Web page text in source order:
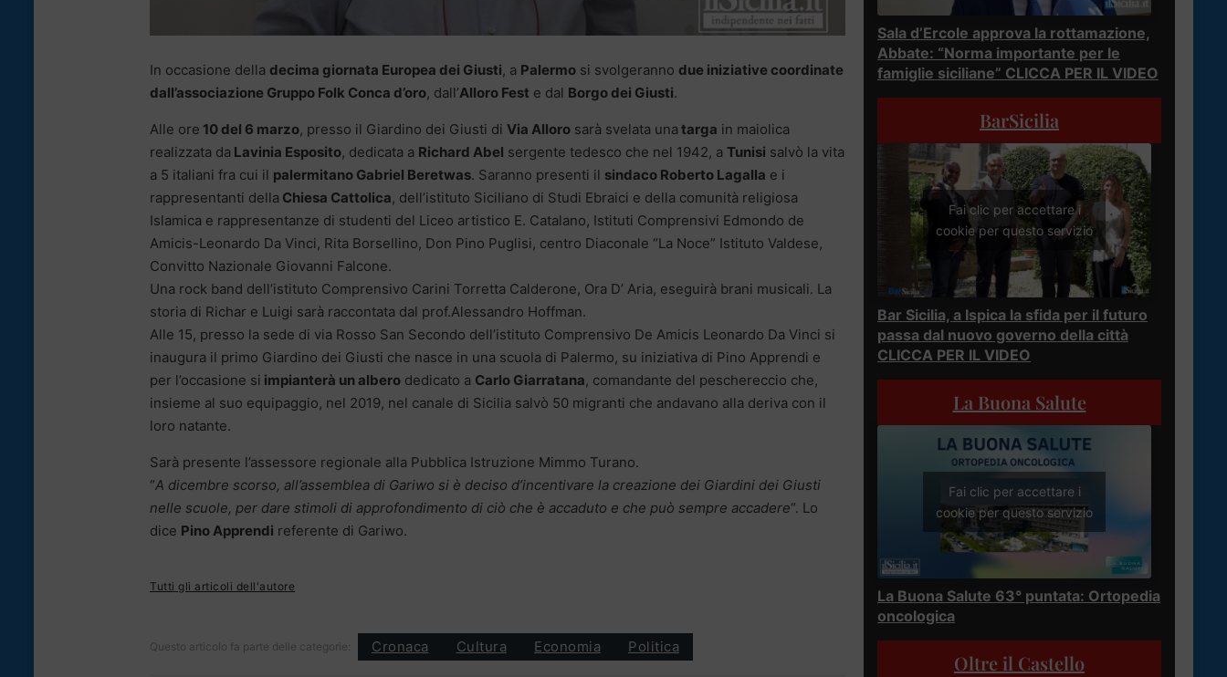
In occasione della decima giornata Europea dei Giusti, a Palermo si svolgeranno due iniziative coordinate
dall’associazione Gruppo Folk Conca d’oro, dall’Alloro Fest e dal Borgo dei Giusti.
Alle ore 10 del 6 marzo, presso il Giardino dei Giusti di Via Alloro sarà svelata una targa in maiolica
realizzata da Lavinia Esposito, dedicata a Richard Abel sergente tedesco che nel 1942, a Tunisi salvò la vita
a 5 italiani fra cui il palermitano Gabriel Beretwas. Saranno presenti il sindaco Roberto Lagalla e i
rappresentanti della Chiesa Cattolica, dell’istituto Siciliano di Studi Ebraici e della comunità religiosa
Islamica e rappresentanze di studenti del Liceo artistico E. Catalano, Istituti Comprensivi Edmondo de
Amicis-Leonardo Da Vinci, Rita Borsellino, Don Pino Puglisi, centro Diaconale “La Noce” Istituto Valdese,
Convitto Nazionale Giovanni Falcone.
Una rock band dell’istituto Comprensivo Carini Torretta Calderone, Ora D’ Aria, eseguirà brani musicali. La
storia di Richar e Luigi sarà raccontata dal prof.Alessandro Hoffman.
Alle 15, presso la sede di via Rosso San Secondo dell’istituto Comprensivo De Amicis Leonardo Da Vinci si
inaugura il primo Giardino dei Giusti che nasce in una scuola di Palermo, su iniziativa di Pino Apprendi e
per l’occasione si impianterà un albero dedicato a Carlo Giarratana, comandante del peschereccio che,
insieme al suo equipaggio, nel 2019, nel canale di Sicilia salvò 50 migranti che andavano alla deriva con il
loro natante.
Sarà presente l’assessore regionale alla Pubblica Istruzione Mimmo Turano.
“A dicembre scorso, all’assemblea di Gariwo si è deciso d’incentivare la creazione dei Giardini dei Giusti
nelle scuole, per dare stimoli di approfondimento di ciò che è accaduto e che può sempre accadere“. Lo
dice Pino Apprendi referente di Gariwo.
Tutti gli articoli dell'autore
Questo articolo fa parte delle categorie: Cronaca Cultura Economia Politica
Sala d’Ercole approva la rottamazione,
Abbate: “Norma importante per le
famiglie siciliane” CLICCA PER IL VIDEO
BarSicilia
Fai clic per accettare i
cookie per questo servizio
Bar Sicilia, a Ispica la sfida per il futuro
passa dal nuovo governo della città
CLICCA PER IL VIDEO
La Buona Salute
Fai clic per accettare i
cookie per questo servizio
La Buona Salute 63° puntata: Ortopedia
oncologica
Oltre il Castello